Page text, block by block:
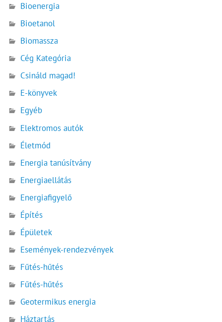
Bioenergia
Bioetanol
Biomassza
Cég Kategória
Csináld magad!
E-könyvek
Egyéb
Elektromos autók
Életmód
Energia tanúsítvány
Energiaellátás
Energiafigyelő
Építés
Épületek
Események-rendezvények
Fűtés-hűtés
Fűtés-hűtés
Geotermikus energia
Háztartás